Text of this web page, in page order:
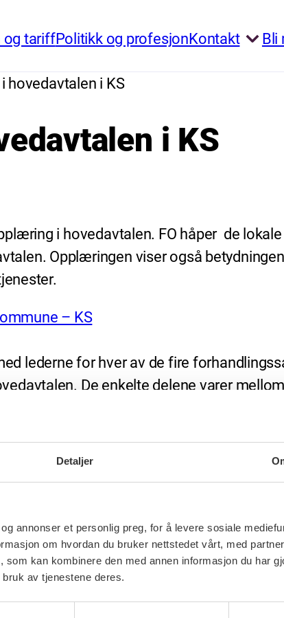
Detaljer
annonser et personlig preg, for å levere sosiale
om hvordan du bruker nettstedet vårt, med
kan kombinere den med annen informasjon du har
av tjenestene deres.
og tariffPolitikk og profesjonKontakt Bli
hovedavtalen i KS
i KS
i hovedavtalen. FO håper de
Opplæringen viser også
– KS
lederne for hver av de fire
De enkelte delene varer
1 om Hovedavtalens formål og
og direktør for